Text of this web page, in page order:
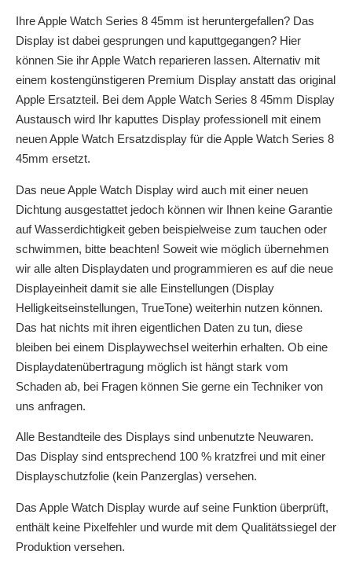
Ihre Apple Watch Series 8 45mm ist heruntergefallen? Das
Display ist dabei gesprungen und kaputtgegangen? Hier
können Sie ihr Apple Watch reparieren lassen. Alternativ mit
einem kostengünstigeren Premium Display anstatt das original
Apple Ersatzteil. Bei dem Apple Watch Series 8 45mm Display
Austausch wird Ihr kaputtes Display professionell mit einem
neuen Apple Watch Ersatzdisplay für die Apple Watch Series 8
45mm ersetzt.
Das neue Apple Watch Display wird auch mit einer neuen
Dichtung ausgestattet jedoch können wir Ihnen keine Garantie
auf Wasserdichtigkeit geben beispielweise zum tauchen oder
schwimmen, bitte beachten! Soweit wie möglich übernehmen
wir alle alten Displaydaten und programmieren es auf die neue
Displayeinheit damit sie alle Einstellungen (Display
Helligkeitseinstellungen, TrueTone) weiterhin nutzen können.
Das hat nichts mit ihren eigentlichen Daten zu tun, diese
bleiben bei einem Displaywechsel weiterhin erhalten. Ob eine
Displaydatenübertragung möglich ist hängt stark vom
Schaden ab, bei Fragen können Sie gerne ein Techniker von
uns anfragen.
Alle Bestandteile des Displays sind unbenutzte Neuwaren.
Das Display sind entsprechend 100 % kratzfrei und mit einer
Displayschutzfolie (kein Panzerglas) versehen.
Das Apple Watch Display wurde auf seine Funktion überprüft,
enthält keine Pixelfehler und wurde mit dem Qualitätssiegel der
Produktion versehen.